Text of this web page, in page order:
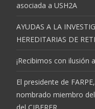
asociada a USH2A
AYUDAS A LA
HEREDITARIAS DE
¡Recibimos con ilusión
El presidente de
nombrado miembro